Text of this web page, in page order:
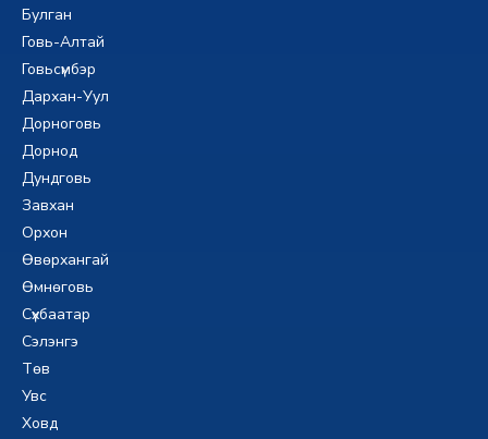
Булган
Говь-Алтай
Говьсүмбэр
Дархан-Уул
Дорноговь
Дорнод
Дундговь
Завхан
Орхон
Өвөрхангай
Өмнөговь
Сүхбаатар
Сэлэнгэ
Төв
Увс
Ховд